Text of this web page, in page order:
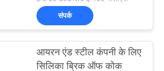
संपर्क
आयरन एंड स्टील कंपनी के लिए
सिलिका ब्रिक ऑफ कोक